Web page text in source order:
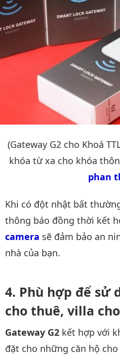
(Gateway G2 cho Khoá
khóa từ xa cho khóa
phan
Khi có đột nhật bất
thông báo đồng thời kết
camera sẽ đảm bảo an
nhà của bạn.
Phù hợp để sử
cho thuê, villa
Gateway G2 kết hợp với
đặt cho những căn hộ